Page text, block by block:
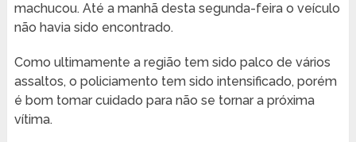
machucou. Até a manhã desta segunda-feira o veículo
não havia sido encontrado.
Como ultimamente a região tem sido palco de vários
assaltos, o policiamento tem sido intensificado, porém
é bom tomar cuidado para não se tornar a próxima
vítima.